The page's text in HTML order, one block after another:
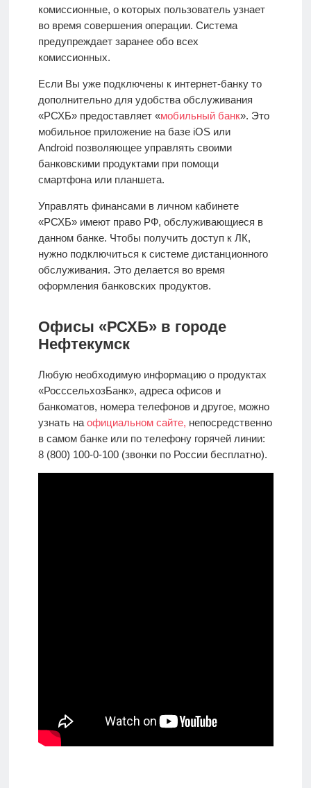
комиссионные, о которых пользователь узнает
во время совершения операции. Система
предупреждает заранее обо всех
комиссионных.
Если Вы уже подключены к интернет-банку то
дополнительно для удобства обслуживания
«РСХБ» предоставляет «мобильный банк». Это
мобильное приложение на базе iOS или
Android позволяющее управлять своими
банковскими продуктами при помощи
смартфона или планшета.
Управлять финансами в личном кабинете
«РСХБ» имеют право РФ, обслуживающиеся в
данном банке. Чтобы получить доступ к ЛК,
нужно подключиться к системе дистанционного
обслуживания. Это делается во время
оформления банковских продуктов.
Офисы «РСХБ» в городе
Нефтекумск
Любую необходимую информацию о продуктах
«РосссельхозБанк», адреса офисов и
банкоматов, номера телефонов и другое, можно
узнать на официальном сайте, непосредственно
в самом банке или по телефону горячей линии:
8 (800) 100-0-100 (звонки по России бесплатно).